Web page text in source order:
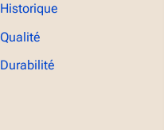
Historique
Qualité
Durabilité